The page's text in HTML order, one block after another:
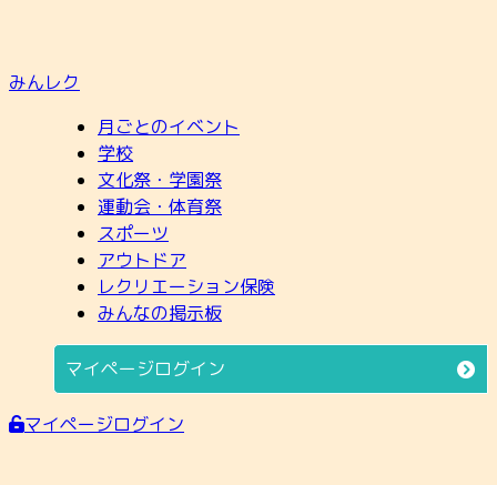
みんレク
月ごとのイベント
学校
文化祭・学園祭
運動会・体育祭
スポーツ
アウトドア
レクリエーション保険
みんなの掲示板
マイページログイン
マイページログイン